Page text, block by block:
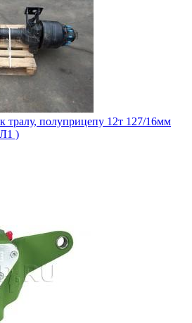
тралу, полуприцепу 12т 127/16мм
)